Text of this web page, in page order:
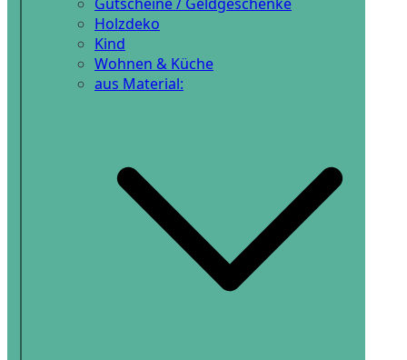
Holzdeko
Kind
Wohnen & Küche
aus Material: